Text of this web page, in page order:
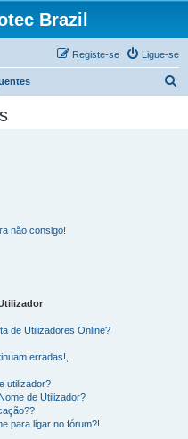
Brazil
Ligue-se
Registe-se
não consigo!
de Utilizadores Online?
erradas!,
utilizador?
de Utilizador?
para ligar no fórum?!